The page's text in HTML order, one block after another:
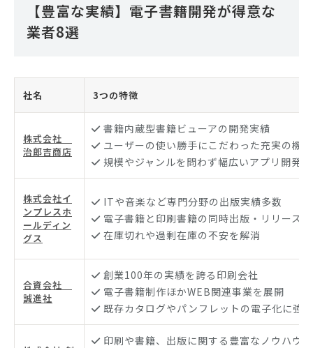
【豊富な実績】電子書籍開発が得意な
業者8選
社名 3つの特徴
株式会社
治郎吉商店
書籍内蔵型書籍ビューアの開発実績
ユーザーの使い勝手にこだわった充実の機能
規模やジャンルを問わず幅広いアプリ開発
株式会社イ
ンプレスホ
ールディン
グス
ITや音楽など専門分野の出版実績多数
電子書籍と印刷書籍の同時出版・リリース
在庫切れや過剰在庫の不安を解消
合資会社
誠進社
創業100年の実績を誇る印刷会社
電子書籍制作ほかWEB関連事業を展開
既存カタログやパンフレットの電子化に強み
印刷や書籍、出版に関する豊富なノウハウ